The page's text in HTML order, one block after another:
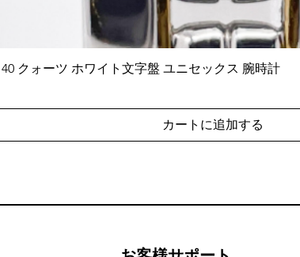
クイックビュー
クォーツ ホワイト文字盤 ユニセックス 腕時計
カートに追加する